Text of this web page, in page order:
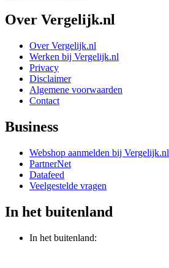
Over Vergelijk.nl
Over Vergelijk.nl
Werken bij Vergelijk.nl
Privacy
Disclaimer
Algemene voorwaarden
Contact
Business
Webshop aanmelden bij Vergelijk.nl
PartnerNet
Datafeed
Veelgestelde vragen
In het buitenland
In het buitenland: